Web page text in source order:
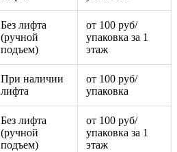
Без лифта
(ручной
подъем)
от 100 руб/
упаковка за 1
этаж
При наличии
лифта
от 100 руб/
упаковка
Без лифта
(ручной
подъем)
от 100 руб/
упаковка за 1
этаж